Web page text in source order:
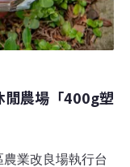
閒農場「400g塑
業改良場執行台